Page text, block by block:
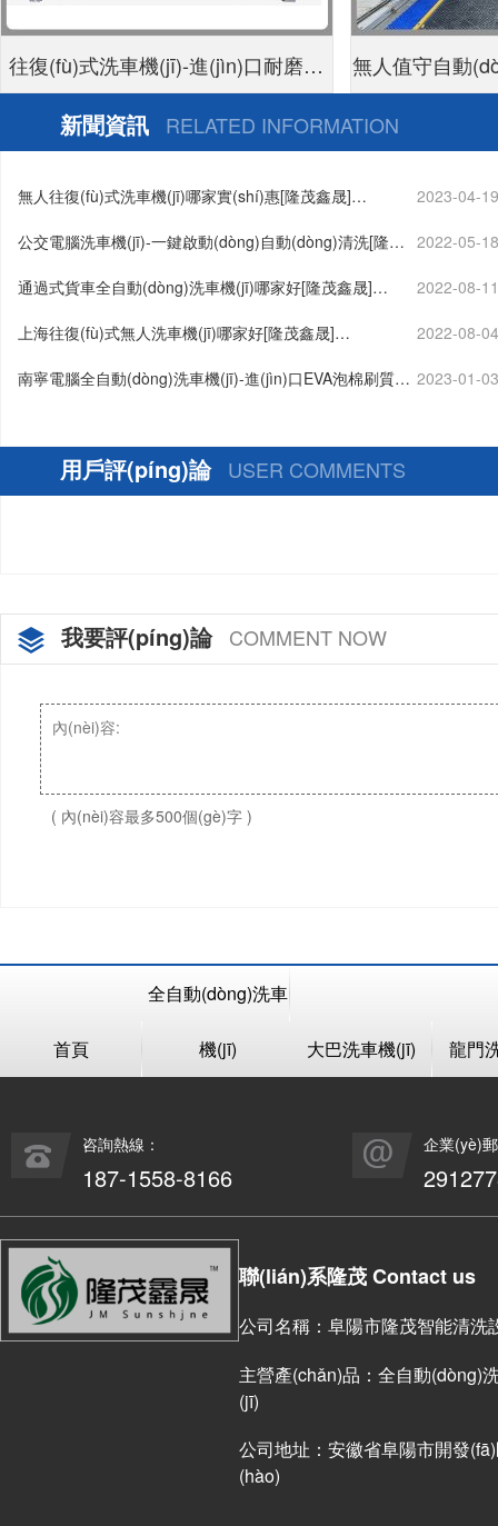
往復(fù)式洗車機(jī)-進(jìn)口耐磨泡
面刷不傷車漆[隆茂鑫晟]
無人值守自動
付24小時(shí)
新聞資訊 RELATED INFORMATION
無人往復(fù)式洗車機(jī)哪家實(shí)惠[隆茂鑫晟]… 2023-04-
公交電腦洗車機(jī)-一鍵啟動(dòng)自動(dòng)清洗[隆茂
2022-05-
通過式貨車全自動(dòng)洗車機(jī)哪家好[隆茂鑫晟]… 2022-08-
上海往復(fù)式無人洗車機(jī)哪家好[隆茂鑫晟]… 2022-08-
南寧電腦全自動(dòng)洗車機(jī)-進(jìn)口EVA泡棉刷質
2023-01-
用戶評(píng)論 USER COMMENTS
我要評(píng)論 COMMENT NOW
( 內(nèi)容最多500個(gè)字 )
首頁
全自動(dòng)洗車
機(jī) 大巴洗車機(jī) 龍門
咨詢熱線：
187-1558-8166
企業(yè)
聯(lián)系隆茂 Contact us
公司名稱：阜陽市隆茂智能清洗
主營產(chǎn)品：全自動(dòng)
(jī)
公司地址：安徽省阜陽市開發
(hào)